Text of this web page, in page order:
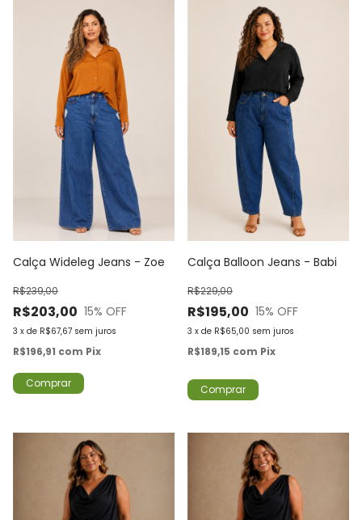
Calça Wideleg Jeans - Zoe
R$203,00
R$239,00
15% OFF
3 x de R$67,67 sem juros
R$196,91 com Pix
Comprar
Calça Balloon Jeans - Babi
R$195,00
R$229,00
15% OFF
3 x de R$65,00 sem juros
R$189,15 com Pix
Comprar